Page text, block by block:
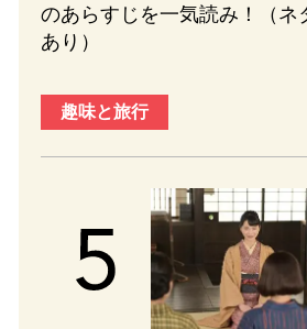
のあらすじを一気読み！（ネ
あり）
趣味と旅行